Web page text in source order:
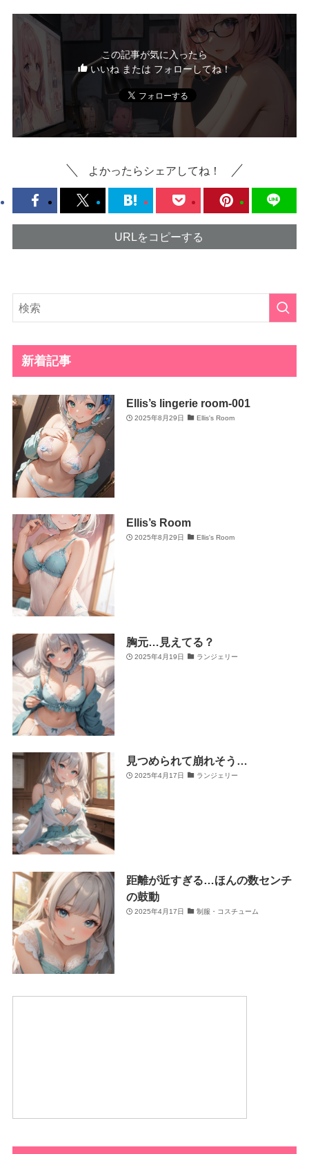
この記事が気に入ったら
いいね または フォローしてね！
よかったらシェアしてね！
URLをコピーする
新着記事
Ellis’s lingerie room-001
2025年8月29日 Ellis's Room
Ellis’s Room
2025年8月29日 Ellis's Room
胸元…見えてる？
2025年4月19日 ランジェリー
見つめられて崩れそう…
2025年4月17日 ランジェリー
距離が近すぎる…ほんの数センチ
の鼓動
2025年4月17日 制服・コスチューム